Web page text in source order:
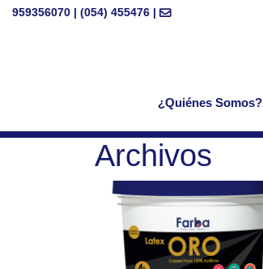
959356070 | (054) 455476 |
¿Quiénes Somos?
Archivos